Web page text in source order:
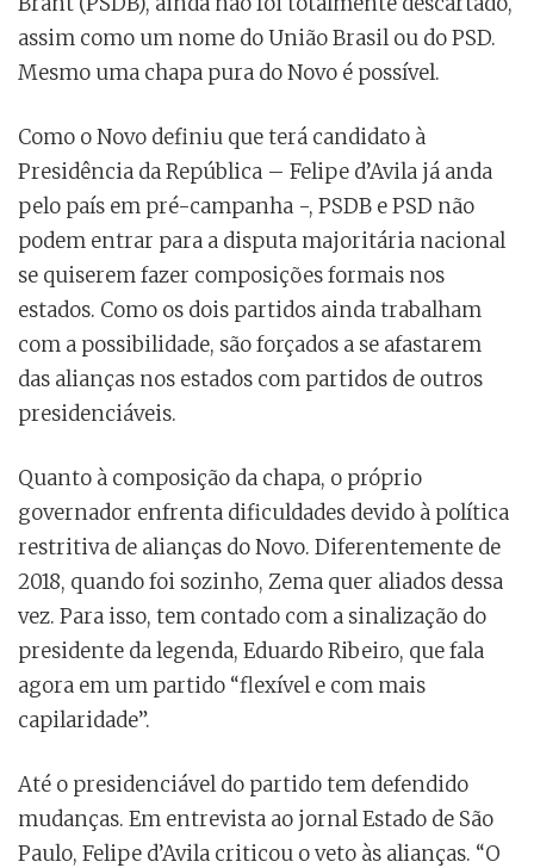
assim como um nome do União Brasil ou do PSD.
Mesmo uma chapa pura do Novo é possível.
Como o Novo definiu que terá candidato à
Presidência da República – Felipe d’Avila já anda
pelo país em pré-campanha -, PSDB e PSD não
podem entrar para a disputa majoritária nacional
se quiserem fazer composições formais nos
estados. Como os dois partidos ainda trabalham
com a possibilidade, são forçados a se afastarem
das alianças nos estados com partidos de outros
presidenciáveis.
Quanto à composição da chapa, o próprio
governador enfrenta dificuldades devido à política
restritiva de alianças do Novo. Diferentemente de
2018, quando foi sozinho, Zema quer aliados dessa
vez. Para isso, tem contado com a sinalização do
presidente da legenda, Eduardo Ribeiro, que fala
agora em um partido “flexível e com mais
capilaridade”.
Até o presidenciável do partido tem defendido
mudanças. Em entrevista ao jornal Estado de São
Paulo, Felipe d’Avila criticou o veto às alianças. “O